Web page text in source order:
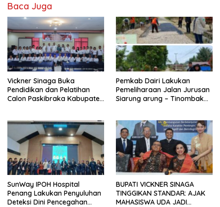
Baca Juga
Vickner Sinaga Buka
Pendidikan dan Pelatihan
Calon Paskibraka Kabupaten
Pemkab Dairi Lakukan
Pemeliharaan Jalan Jurusan
Siarung arung – Tinombak
SunWay IPOH Hospital
Penang Lakukan Penyuluhan
Deteksi Dini Pencegahan
BUPATI VICKNER SINAGA
TINGGIKAN STANDAR: AJAK
MAHASISWA UDA JADI